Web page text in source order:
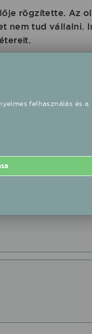
rögzítette. Az
nem tud vállalni.
felhasználás és a